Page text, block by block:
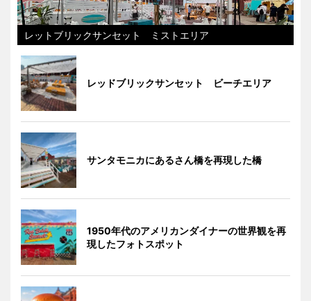
レットブリックサンセット ミストエリア
レッドブリックサンセット ビーチエリア
サンタモニカにあるさん橋を再現した橋
1950年代のアメリカンダイナーの世界観を再
現したフォトスポット